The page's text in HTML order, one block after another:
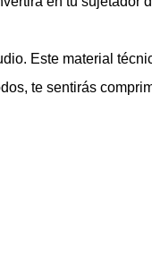
Este material
te sentirás